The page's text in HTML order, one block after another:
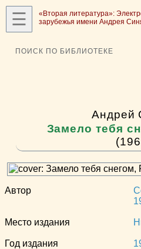
☰
«Вторая литература»:
зарубежья имени Андрея
ПОИСК ПО БИБЛИОТЕКЕ
Андрей
Замело тебя
Автор
Место издания
Год издания